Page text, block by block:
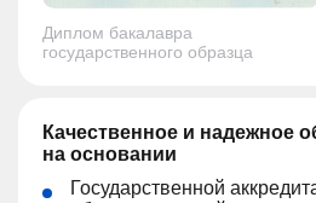
Диплом бакалавра
государственного образца
Качественное и надежное
на основании
Государственной